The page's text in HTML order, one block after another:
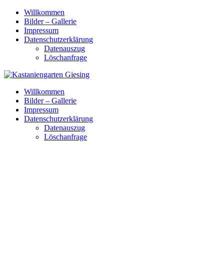
Skip
content
Willkommen
Bilder – Gallerie
Impressum
Datenschutzerklärung
Datenauszug
Löschanfrage
Willkommen
Bilder – Gallerie
Impressum
Datenschutzerklärung
Datenauszug
Löschanfrage